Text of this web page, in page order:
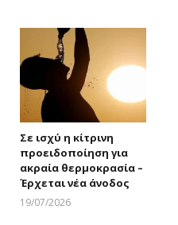
Σε ισχύ η κίτρινη
προειδοποίηση για
ακραία θερμοκρασία –
Έρχεται νέα άνοδος
19/07/2026